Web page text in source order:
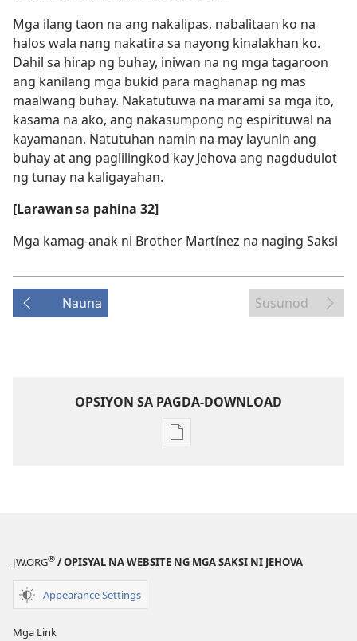
Mga ilang taon na ang nakalipas, nabalitaan ko na
halos wala nang nakatira sa nayong kinalakhan ko.
Dahil sa hirap ng buhay, iniwan na ng mga tagaroon
ang kanilang mga bukid para maghanap ng mas
maalwang buhay. Nakatutuwa na marami sa mga ito,
kasama na ako, ang nakasumpong ng espirituwal na
kayamanan. Natutuhan namin na may layunin ang
buhay at ang paglilingkod kay Jehova ang nagdudulot
ng tunay na kaligayahan.
[Larawan sa pahina 32]
Mga kamag-anak ni Brother Martínez na naging Saksi
Nauna Susunod
OPSIYON SA PAGDA-DOWNLOAD
Opsiyon
ANG
JW.ORG® / OPISYAL NA WEBSITE NG MGA SAKSI NI JEHOVA
Appearance Settings
Mga Link